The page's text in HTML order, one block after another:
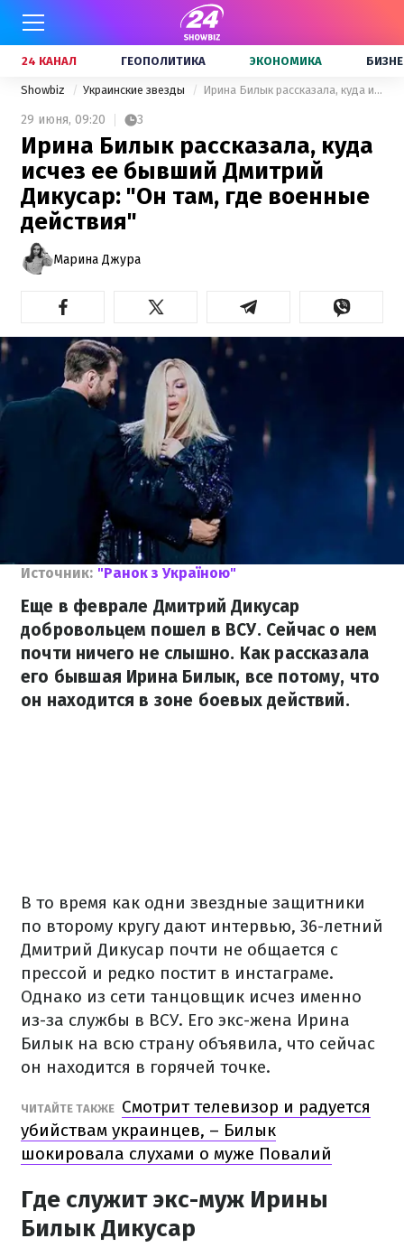
24 КАНАЛ ГЕОПОЛИТИКА ЭКОНОМИКА
Showbiz Украинские звезды Ирина Билык рассказала, куда исчез ее бывший Дмитрий Дикусар: "Он там, где военные действия"
29 июня, 09:20 3
Ирина Билык рассказала, куда
исчез ее бывший Дмитрий
Дикусар: "Он там, где военные
действия"
Марина Джура
Источник: "Ранок з Україною"
Еще в феврале Дмитрий Дикусар
добровольцем пошел в ВСУ. Сейчас о нем
почти ничего не слышно. Как рассказала
его бывшая Ирина Билык, все потому, что
он находится в зоне боевых действий.
В то время как одни звездные защитники
по второму кругу дают интервью, 36-летний
Дмитрий Дикусар почти не общается с
прессой и редко постит в инстаграме.
Однако из сети танцовщик исчез именно
из-за службы в ВСУ. Его экс-жена Ирина
Билык на всю страну объявила, что сейчас
он находится в горячей точке.
ЧИТАЙТЕ ТАКЖЕ Смотрит телевизор и радуется
убийствам украинцев, – Билык
шокировала слухами о муже Повалий
Где служит экс-муж Ирины
Билык Дикусар